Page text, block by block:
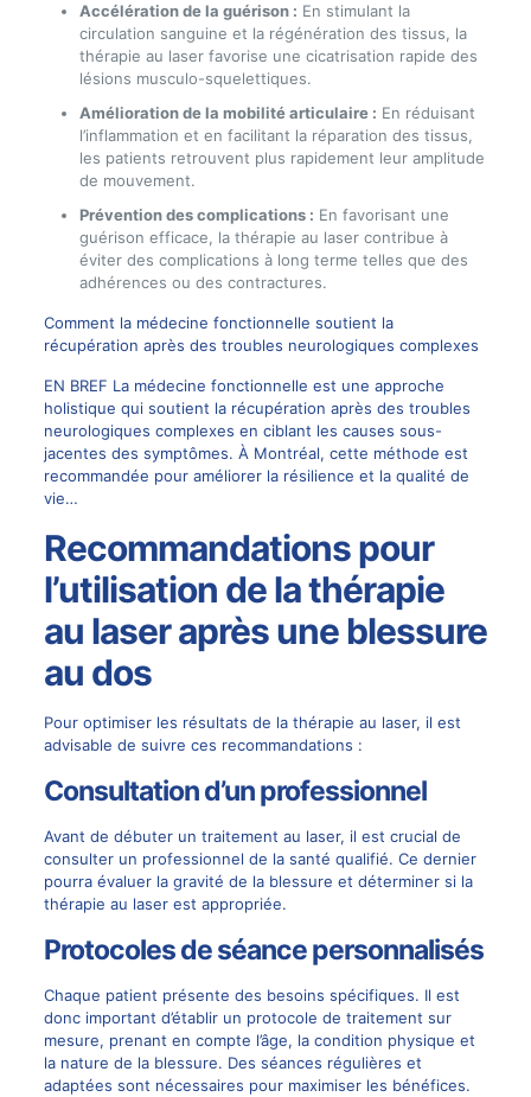
Accélération de la guérison : En stimulant la
circulation sanguine et la régénération des tissus, la
thérapie au laser favorise une cicatrisation rapide des
lésions musculo-squelettiques.
Amélioration de la mobilité articulaire : En réduisant
l’inflammation et en facilitant la réparation des tissus,
les patients retrouvent plus rapidement leur amplitude
de mouvement.
Prévention des complications : En favorisant une
guérison efficace, la thérapie au laser contribue à
éviter des complications à long terme telles que des
adhérences ou des contractures.
Comment la médecine fonctionnelle soutient la
récupération après des troubles neurologiques complexes
EN BREF La médecine fonctionnelle est une approche
holistique qui soutient la récupération après des troubles
neurologiques complexes en ciblant les causes sous-
jacentes des symptômes. À Montréal, cette méthode est
recommandée pour améliorer la résilience et la qualité de
vie…
Recommandations pour
l’utilisation de la thérapie
au laser après une blessure
au dos
Pour optimiser les résultats de la thérapie au laser, il est
advisable de suivre ces recommandations :
Consultation d’un professionnel
Avant de débuter un traitement au laser, il est crucial de
consulter un professionnel de la santé qualifié. Ce dernier
pourra évaluer la gravité de la blessure et déterminer si la
thérapie au laser est appropriée.
Protocoles de séance personnalisés
Chaque patient présente des besoins spécifiques. Il est
donc important d’établir un protocole de traitement sur
mesure, prenant en compte l’âge, la condition physique et
la nature de la blessure. Des séances régulières et
adaptées sont nécessaires pour maximiser les bénéfices.